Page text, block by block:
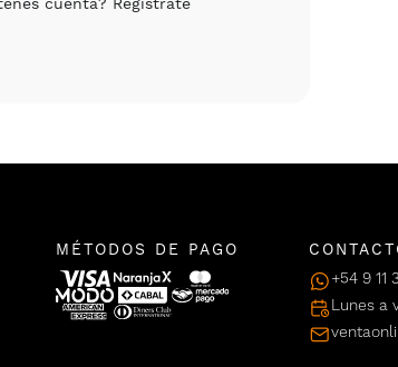
MÉTODOS DE PAGO
+54 9 11
Lunes a